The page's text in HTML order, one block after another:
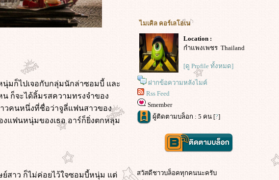
มก็ไปเจอกับกลุ่มนักล่าซอมบี้ และ
ก็จะได้ลิ้มรสความทรงจำของ
วคนหนึ่งที่ชื่อว่าจูลี่แฟนสาวของ
แฟนหนุ่มของเธอ อาร์ก็ยิ่งตกหลุม
สาว ก็ไม่ค่อยไว้ใจซอมบี้หนุ่ม แต่
ไมเคิล คอร์เลโอเน
Location :
กำแพงเพชร Thailand
[ดู Profile ทั้งหมด]
ฝากข้อความหลังไมค์
Rss Feed
Smember
ผู้ติดตามบล็อก : 5 คน [?]
สวัสดีชาวบล็อคทุกคนนะครับ